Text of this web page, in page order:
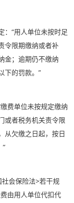
：“用人单位未按时足
令限期缴纳或者补
金；逾期仍不缴纳
下的罚款。”
费单位未按规定缴纳
或者税务机关责令限
从欠缴之日起，按日
”
会保险法>若干规
由用人单位代扣代